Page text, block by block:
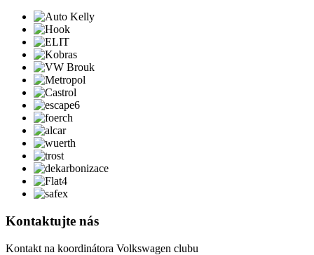
Kontaktujte nás
Kontakt na koordinátora Volkswagen clubu